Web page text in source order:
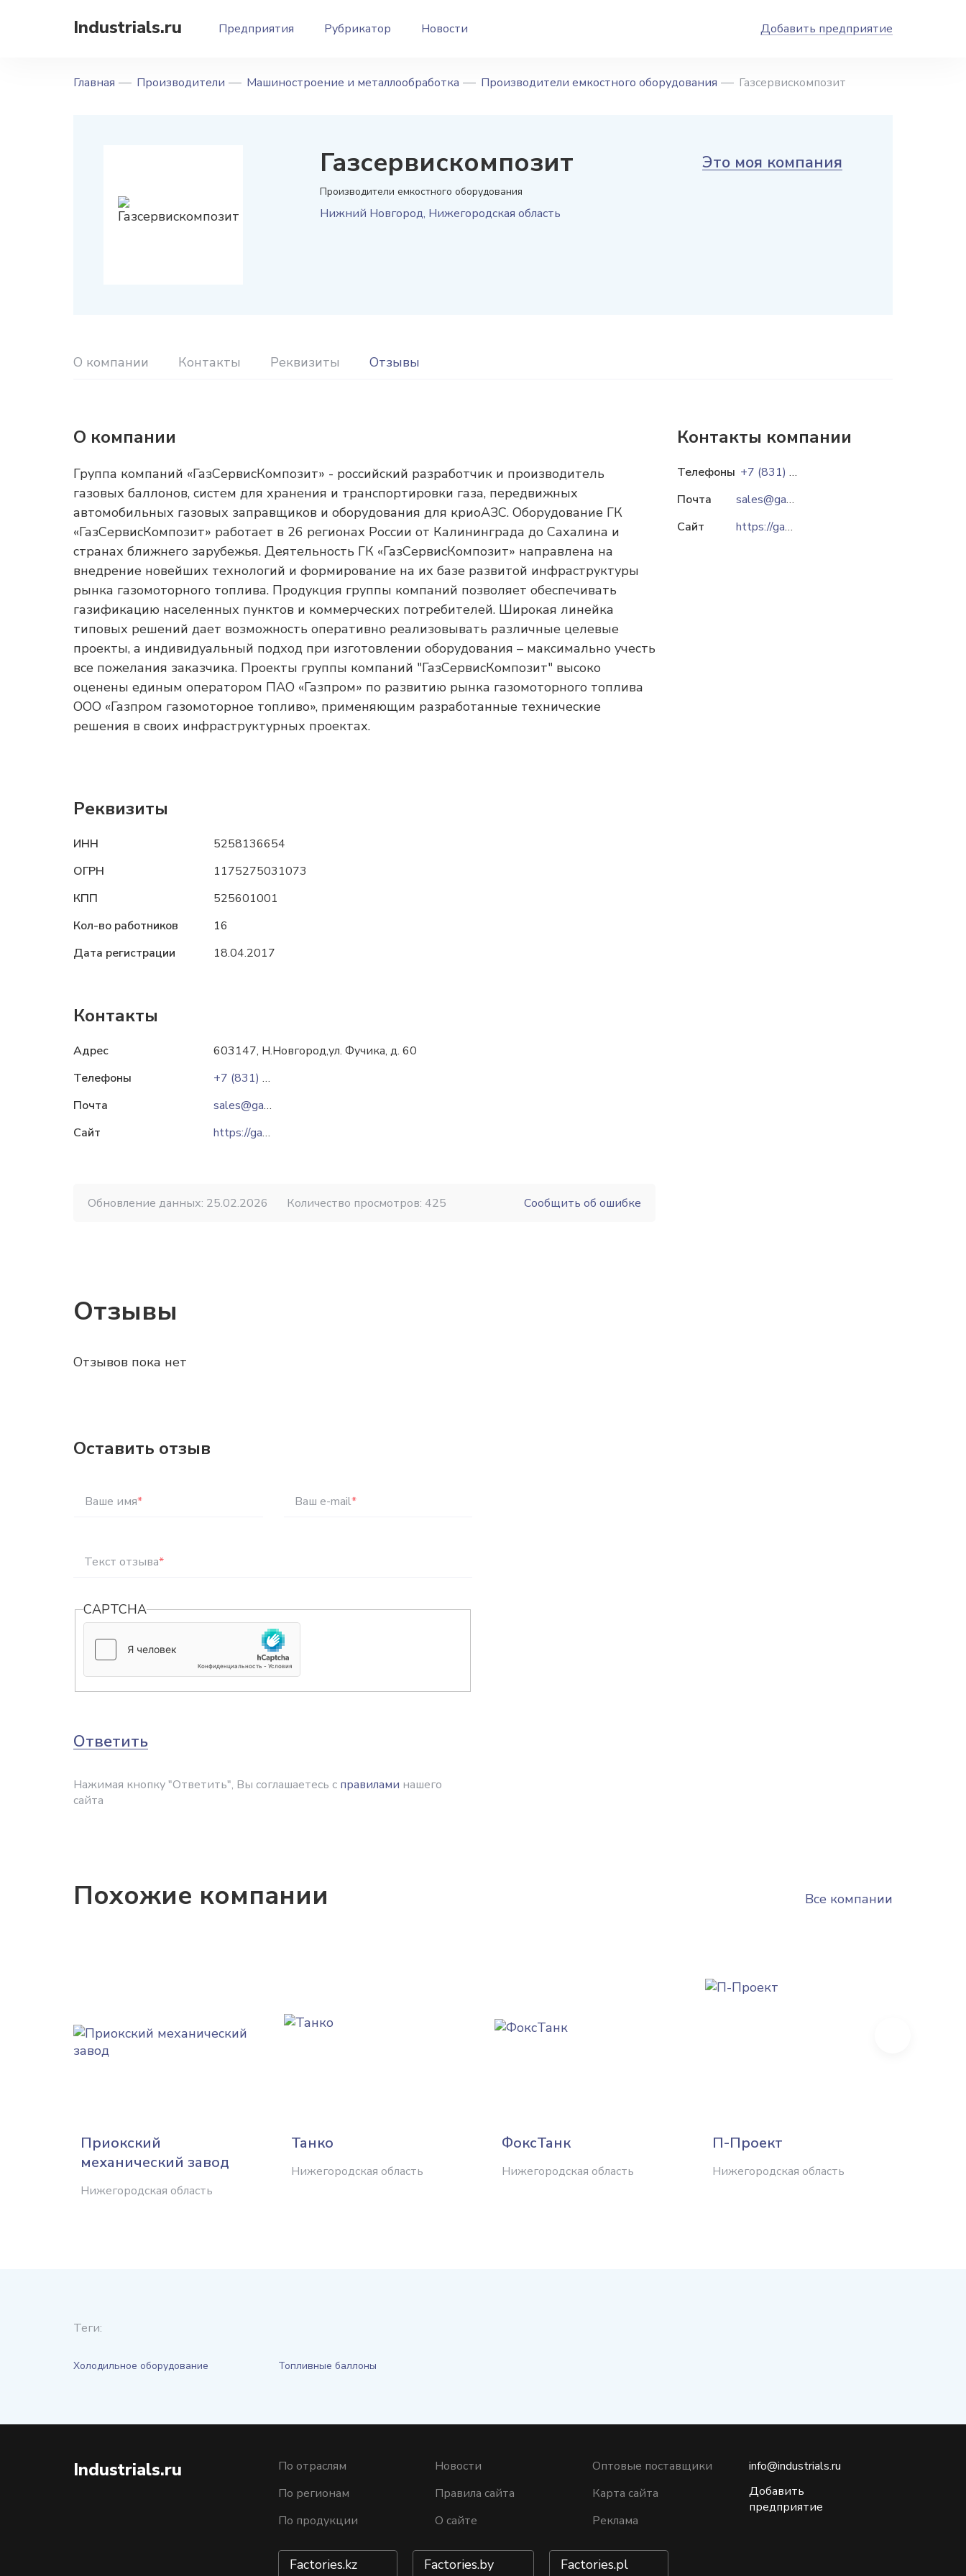
Industrials.ru Предприятия Рубрикатор Новости Добавить предприятие
Главная Производители Машиностроение и металлообработка Производители емкостного оборудования Газсервискомпозит
Газсервискомпозит
Производители емкостного оборудования
Нижний Новгород, Нижегородская область
Это моя компания
О компании Контакты Реквизиты Отзывы
О компании
Группа компаний «ГазСервисКомпозит» - российский разработчик и производитель
газовых баллонов, систем для хранения и транспортировки газа, передвижных
автомобильных газовых заправщиков и оборудования для криоАЗС. Оборудование ГК
«ГазСервисКомпозит» работает в 26 регионах России от Калининграда до Сахалина и
странах ближнего зарубежья. Деятельность ГК «ГазСервисКомпозит» направлена на
внедрение новейших технологий и формирование на их базе развитой инфраструктуры
рынка газомоторного топлива. Продукция группы компаний позволяет обеспечивать
газификацию населенных пунктов и коммерческих потребителей. Широкая линейка
типовых решений дает возможность оперативно реализовывать различные целевые
проекты, а индивидуальный подход при изготовлении оборудования – максимально учесть
все пожелания заказчика. Проекты группы компаний "ГазСервисКомпозит" высоко
оценены единым оператором ПАО «Газпром» по развитию рынка газомоторного топлива
ООО «Газпром газомоторное топливо», применяющим разработанные технические
решения в своих инфраструктурных проектах.
Реквизиты
ИНН
5258136654
ОГРН
1175275031073
КПП
525601001
Кол-во работников
16
Дата регистрации
18.04.2017
Контакты
Адрес
603147, Н.Новгород,ул. Фучика, д. 60
Телефоны
+7 (831) 259-58-56
Почта
sales@gassc.com
Сайт
https://gassc.com
Обновление данных: 25.02.2026 Количество просмотров: 425 Сообщить об ошибке
Отзывы
Отзывов пока нет
Оставить отзыв
Ваше имя* Ваш e-mail*
Текст отзыва*
CAPTCHA
Ответить
Нажимая кнопку "Ответить", Вы соглашаетесь с правилами нашего
сайта
Контакты компании
Телефоны +7 (831) 259-58-56
Почта
sales@gassc.com
Сайт
https://gassc.com
Похожие компании Все компании
Приокский
механический завод
Нижегородская область
Танко
Нижегородская область
ФоксТанк
Нижегородская область
П-Проект
Нижегородская область
Теги:
Холодильное оборудование Топливные баллоны
Industrials.ru
По отраслям
По регионам
По продукции
Новости
Правила сайта
О сайте
Оптовые поставщики
Карта сайта
Реклама
info@industrials.ru
Добавить
предприятие
Factories.kz Factories.by Factories.pl